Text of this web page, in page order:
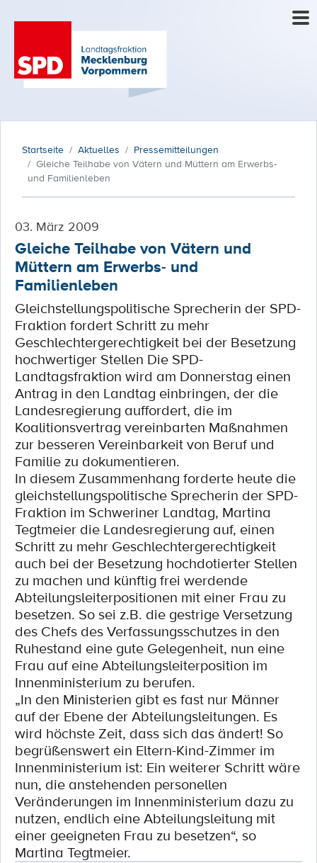
Startseite Aktuelles
Pressemitteilungen
Gleiche Teilhabe von Vätern und Müttern am Erwerbs-
und Familienleben
03. März 2009
Gleiche Teilhabe von Vätern und
Müttern am Erwerbs- und
Familienleben
Gleichstellungspolitische Sprecherin der SPD-
Fraktion fordert Schritt zu mehr
Geschlechtergerechtigkeit bei der Besetzung
hochwertiger Stellen Die SPD-
Landtagsfraktion wird am Donnerstag einen
Antrag in den Landtag einbringen, der die
Landesregierung auffordert, die im
Koalitionsvertrag vereinbarten Maßnahmen
zur besseren Vereinbarkeit von Beruf und
Familie zu dokumentieren.
In diesem Zusammenhang forderte heute die
gleichstellungspolitische Sprecherin der SPD-
Fraktion im Schweriner Landtag, Martina
Tegtmeier die Landesregierung auf, einen
Schritt zu mehr Geschlechtergerechtigkeit
auch bei der Besetzung hochdotierter Stellen
zu machen und künftig frei werdende
Abteilungsleiterpositionen mit einer Frau zu
besetzen. So sei z.B. die gestrige Versetzung
des Chefs des Verfassungsschutzes in den
Ruhestand eine gute Gelegenheit, nun eine
Frau auf eine Abteilungsleiterposition im
Innenministerium zu berufen.
„In den Ministerien gibt es fast nur Männer
auf der Ebene der Abteilungsleitungen. Es
wird höchste Zeit, dass sich das ändert! So
begrüßenswert ein Eltern-Kind-Zimmer im
Innenministerium ist: Ein weiterer Schritt wäre
nun, die anstehenden personellen
Veränderungen im Innenministerium dazu zu
nutzen, endlich eine Abteilungsleitung mit
einer geeigneten Frau zu besetzen“, so
Martina Tegtmeier.